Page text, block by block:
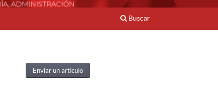
Buscar
Enviar un artículo